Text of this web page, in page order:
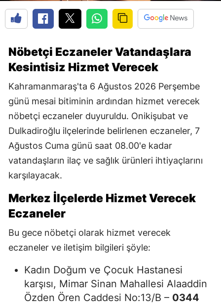
Nöbetçi Eczaneler Vatandaşlara
Kesintisiz Hizmet Verecek
Kahramanmaraş'ta 6 Ağustos 2026 Perşembe
günü mesai bitiminin ardından hizmet verecek
nöbetçi eczaneler duyuruldu. Onikişubat ve
Dulkadiroğlu ilçelerinde belirlenen eczaneler, 7
Ağustos Cuma günü saat 08.00'e kadar
vatandaşların ilaç ve sağlık ürünleri ihtiyaçlarını
karşılayacak.
Merkez İlçelerde Hizmet Verecek
Eczaneler
Bu gece nöbetçi olarak hizmet verecek
eczaneler ve iletişim bilgileri şöyle:
Kadın Doğum ve Çocuk Hastanesi
karşısı, Mimar Sinan Mahallesi Alaaddin
Özden Ören Caddesi No:13/B – 0344